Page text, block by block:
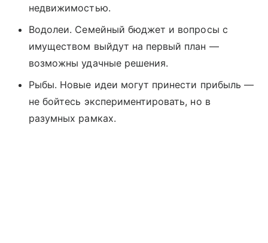
недвижимостью.
Водолеи. Семейный бюджет и вопросы с
имуществом выйдут на первый план —
возможны удачные решения.
Рыбы. Новые идеи могут принести прибыль —
не бойтесь экспериментировать, но в
разумных рамках.